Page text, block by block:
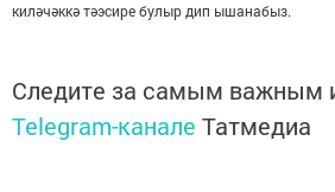
киләчәккә тәэсире булыр дип ышанабыз.
Следите за самым важным
Telegram-канале Татмедиа